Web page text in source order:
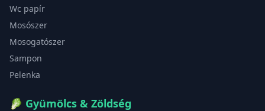
Wc papír
Mosószer
Mosogatószer
Sampon
Pelenka
🥬 Gyümölcs & Zöldség